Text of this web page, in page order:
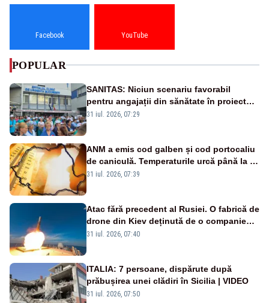
Facebook YouTube
POPULAR
SANITAS: Niciun scenariu favorabil
pentru angajații din sănătate în proiectul
Legii salarizării
31 iul. 2026, 07:29
ANM a emis cod galben și cod portocaliu
de caniculă. Temperaturile urcă până la 38
de grade, iar nopțile devin tropicale
31 iul. 2026, 07:39
Atac fără precedent al Rusiei. O fabrică de
drone din Kiev deținută de o companie
americană, distrusă de o rachetă
31 iul. 2026, 07:40
ITALIA: 7 persoane, dispărute după
prăbușirea unei clădiri în Sicilia | VIDEO
31 iul. 2026, 07:50